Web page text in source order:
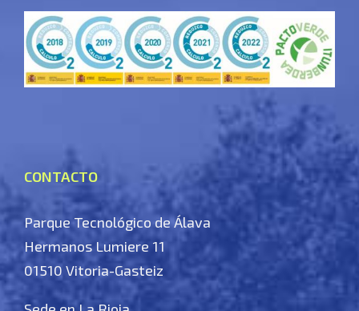
CONTACTO
Parque Tecnológico de Álava
Hermanos Lumiere 11
01510 Vitoria-Gasteiz